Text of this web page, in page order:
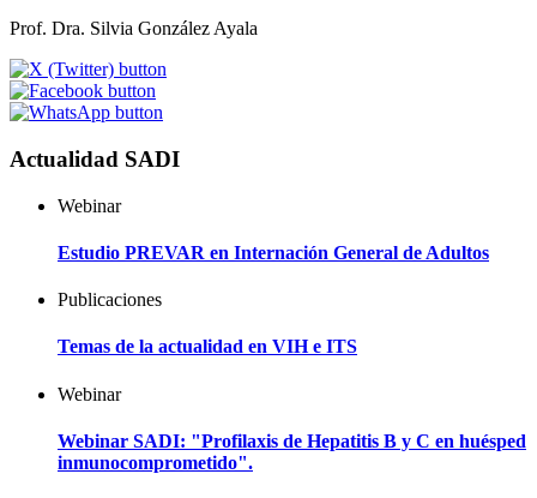
Prof. Dra. Silvia González Ayala
Actualidad SADI
Webinar
Estudio PREVAR en Internación General de Adultos
Publicaciones
Temas de la actualidad en VIH e ITS
Webinar
Webinar SADI: "Profilaxis de Hepatitis B y C en huésped
inmunocomprometido".